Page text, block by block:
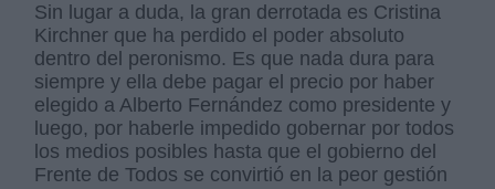
Sin lugar a duda, la gran derrotada es Cristina
Kirchner que ha perdido el poder absoluto
dentro del peronismo. Es que nada dura para
siempre y ella debe pagar el precio por haber
elegido a Alberto Fernández como presidente y
luego, por haberle impedido gobernar por todos
los medios posibles hasta que el gobierno del
Frente de Todos se convirtió en la peor gestión